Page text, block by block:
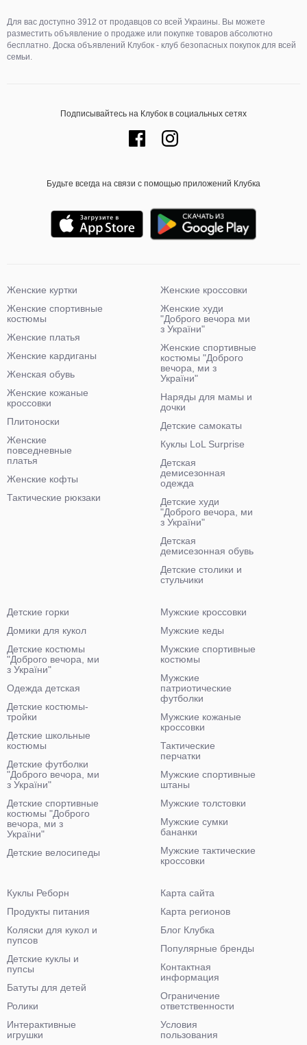
Для вас доступно 3912 от продавцов со всей Украины. Вы можете
разместить объявление о продаже или покупке товаров абсолютно
бесплатно. Доска объявлений Клубок - клуб безопасных покупок для всей
семьи.
Подписывайтесь на Клубок в социальных сетях
Будьте всегда на связи с помощью приложений Клубка
Женские куртки
Женские спортивные
костюмы
Женские платья
Женские кардиганы
Женская обувь
Женские кожаные
кроссовки
Плитоноски
Женские
повседневные
платья
Женские кофты
Тактические рюкзаки
Женские кроссовки
Женские худи
"Доброго вечора ми
з України"
Женские спортивные
костюмы "Доброго
вечора, ми з
України"
Наряды для мамы и
дочки
Детские самокаты
Куклы LoL Surprise
Детская
демисезонная
одежда
Детские худи
"Доброго вечора, ми
з України"
Детская
демисезонная обувь
Детские столики и
стульчики
Детские горки
Домики для кукол
Детские костюмы
"Доброго вечора, ми
з України"
Одежда детская
Детские костюмы-
тройки
Детские школьные
костюмы
Детские футболки
"Доброго вечора, ми
з України"
Детские спортивные
костюмы "Доброго
вечора, ми з
України"
Детские велосипеды
Мужские кроссовки
Мужские кеды
Мужские спортивные
костюмы
Мужские
патриотические
футболки
Мужские кожаные
кроссовки
Тактические
перчатки
Мужские спортивные
штаны
Мужские толстовки
Мужские сумки
бананки
Мужские тактические
кроссовки
Куклы Реборн
Продукты питания
Коляски для кукол и
пупсов
Детские куклы и
пупсы
Батуты для детей
Ролики
Интерактивные
игрушки
Карта сайта
Карта регионов
Блог Клубка
Популярные бренды
Контактная
информация
Ограничение
ответственности
Условия
пользования